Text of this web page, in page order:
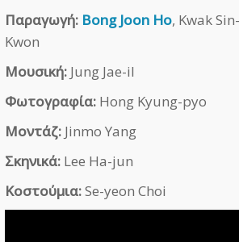
Παραγωγή: Bong Joon Ho, Kwak
Kwon
Μουσική: Jung Jae-il
Φωτογραφία: Hong Kyung-pyo
Μοντάζ: Jinmo Yang
Σκηνικά: Lee Ha-jun
Κοστούμια:Se-yeon Choi